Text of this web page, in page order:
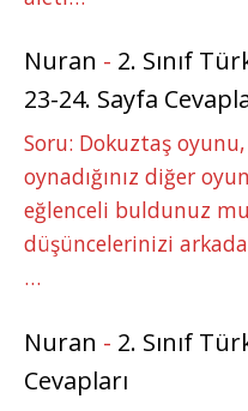
Nuran - 2. Sınıf
23-24. Sayfa
Soru: Dokuztaş
oynadığınız diğer
eğlenceli buldunuz
düşüncelerinizi
…
Nuran - 2. Sınıf
Cevapları